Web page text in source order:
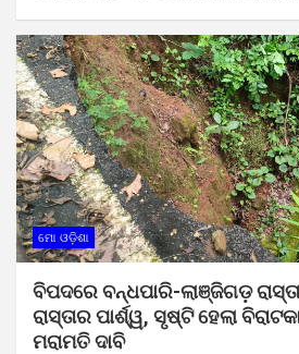
ମୋ ଓଡ଼ିଶା
ବିପଦରେ ବନ୍ଧପାରି-ଲାଞ୍ଜିଗଡ଼
ରାସ୍ତାର ପାର୍ଶ୍ୱ, ସୃଷ୍ଟି ହେଲା
ମରାମତି ଦାବି